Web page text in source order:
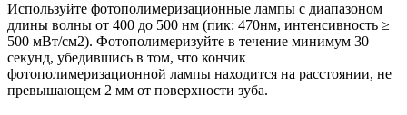
Используйте фотополимеризационные лампы с диапазоном
длины волны от 400 до 500 нм (пик: 470нм, интенсивность ≥
500 мВт/см2). Фотополимеризуйте в течение минимум 30
секунд, убедившись в том, что кончик
фотополимеризационной лампы находится на расстоянии, не
превышающем 2 мм от поверхности зуба.